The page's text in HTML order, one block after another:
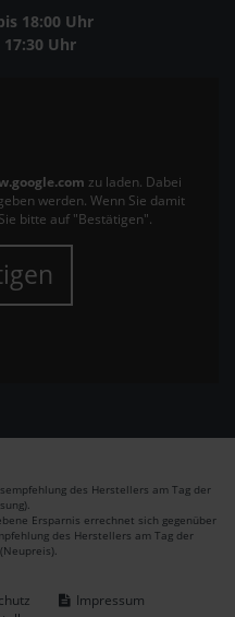
18:00 Uhr
17:30 Uhr
zu laden. Dabei
werden. Wenn Sie damit
bitte auf "Bestätigen".
des Herstellers am Tag der
Ersparnis errechnet sich gegenüber
des Herstellers am Tag der
Impressum